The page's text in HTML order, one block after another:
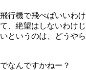
行機で飛べばいいわけ
、絶望はしないわけじ
というのは、どうやら
なんですかねー？